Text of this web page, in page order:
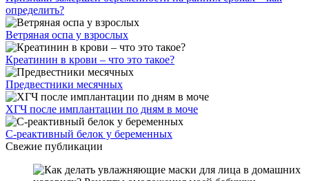
определить?
Ветряная оспа у взрослых
Креатинин в крови – что это такое?
Предвестники месячных
ХГЧ после имплантации по дням в моче
С-реактивный белок у беременных
Свежие публикации